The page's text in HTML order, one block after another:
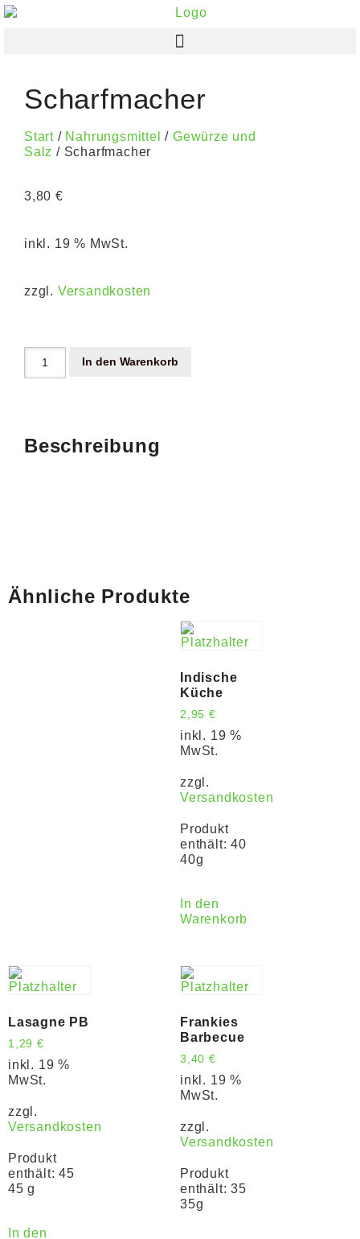
Scharfmacher
Start / Nahrungsmittel /Gewürze und
Salz / Scharfmacher
3,80 €
inkl. 19 % MwSt.
zzgl. Versandkosten
In den Warenkorb
Beschreibung
Ähnliche Produkte
Indische
Küche
2,95 €
inkl. 19 %
MwSt.
zzgl.
Versandkosten
Produkt
enthält: 40
40g
In den
Warenkorb
Lasagne PB
1,29 €
inkl. 19 %
MwSt.
zzgl.
Versandkosten
Produkt
enthält: 45
45 g
In den
Frankies
Barbecue
3,40 €
inkl. 19 %
MwSt.
zzgl.
Versandkosten
Produkt
enthält: 35
35g